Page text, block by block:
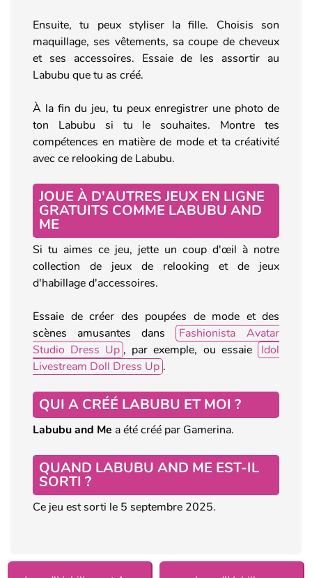
Ensuite, tu peux styliser la fille. Choisis son
maquillage, ses vêtements, sa coupe de cheveux
et ses accessoires. Essaie de les assortir au
Labubu que tu as créé.
À la fin du jeu, tu peux enregistrer une photo de
ton Labubu si tu le souhaites. Montre tes
compétences en matière de mode et ta créativité
avec ce relooking de Labubu.
JOUE À D'AUTRES JEUX EN LIGNE
GRATUITS COMME LABUBU AND
ME
Si tu aimes ce jeu, jette un coup d'œil à notre
collection de jeux de relooking et de jeux
d'habillage d'accessoires.
Essaie de créer des poupées de mode et des
scènes amusantes dans
Fashionista Avatar
Studio Dress Up , par exemple, ou essaie
Idol
Livestream Doll Dress Up .
QUI A CRÉÉ LABUBU ET MOI ?
Labubu and Me a été créé par Gamerina.
QUAND LABUBU AND ME EST-IL
SORTI ?
Ce jeu est sorti le 5 septembre 2025.